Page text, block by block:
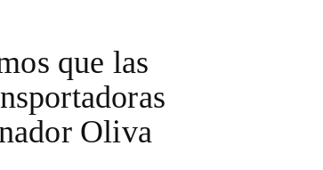
que las
Oliva